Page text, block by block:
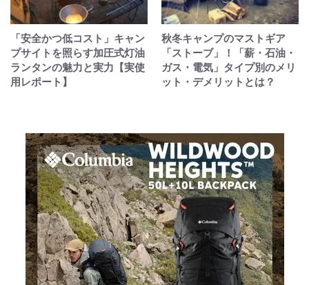
「安全かつ低コスト」キャン
プサイトを照らす加圧式灯油
ランタンの魅力と実力【実使
用レポート】
秋冬キャンプのマストギア
「ストーブ」！「薪・石油・
ガス・電気」タイプ別のメリ
ット・デメリットとは？